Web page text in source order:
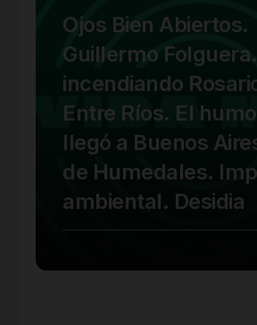
Ojos Bien Abiertos.
Guillermo
incendiando
Entre Ríos. El
llegó a Buenos
de Humedales.
ambiental. Desidia